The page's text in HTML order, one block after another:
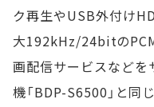
ク再生やUSB外付け
大192kHz/24bitのPCM
画配信サービスなどを
機「BDP-S6500」と同